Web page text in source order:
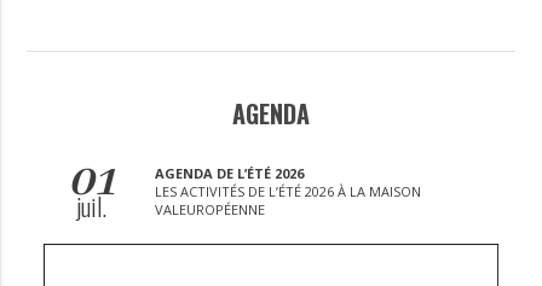
AGENDA
01
juil.
AGENDA DE L’ÉTÉ 2026
LES ACTIVITÉS DE L’ÉTÉ 2026 À LA MAISON
VALEUROPÉENNE